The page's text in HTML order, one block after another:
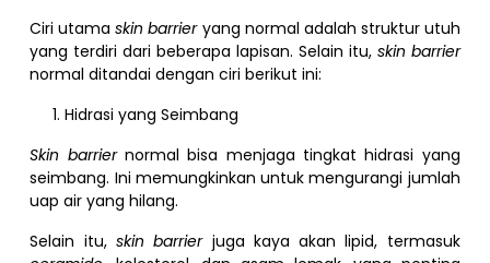
Ciri utamaskin barrieryang normal adalah struktur utuh
yang terdiri dari beberapa lapisan. Selain itu, skin barrier
normal ditandai dengan ciri berikut ini:
Hidrasi yang Seimbang
Skin barriernormal bisa menjaga tingkat hidrasi yang
seimbang. Ini memungkinkan untuk mengurangi jumlah
uap air yang hilang.
Selain itu, skin barrier juga kaya akan lipid, termasuk